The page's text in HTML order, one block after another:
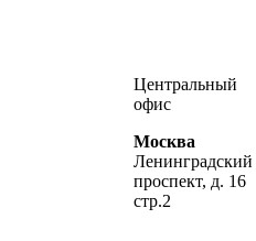
Центральный
офис
Москва
Ленинградский
проспект, д. 16
стр.2